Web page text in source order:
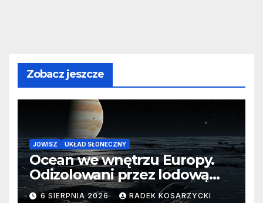
Zobacz jeszcze
JOWISZ UKŁAD SŁONECZNY
Ocean we wnętrzu Europy.
Odizolowani przez lodową
barierę
6 SIERPNIA 2026 RADEK KOSARZYCKI